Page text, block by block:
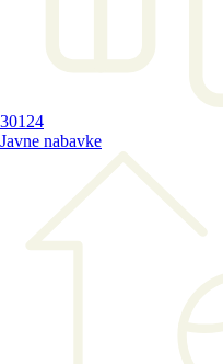
30124
Javne nabavke